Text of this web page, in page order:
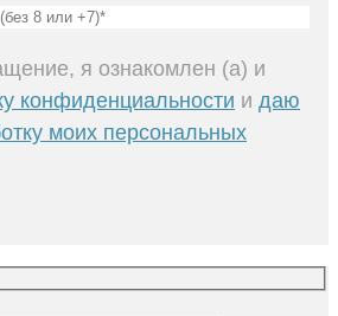
я ознакомлен (а) и
конфиденциальности и даю
моих персональных